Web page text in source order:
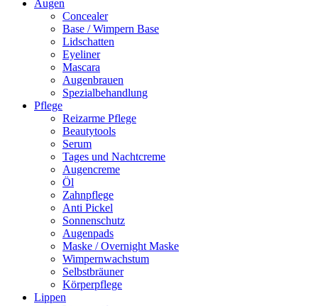
Augen
Concealer
Base / Wimpern Base
Lidschatten
Eyeliner
Mascara
Augenbrauen
Spezialbehandlung
Pflege
Reizarme Pflege
Beautytools
Serum
Tages und Nachtcreme
Augencreme
Öl
Zahnpflege
Anti Pickel
Sonnenschutz
Augenpads
Maske / Overnight Maske
Wimpernwachstum
Selbstbräuner
Körperpflege
Lippen